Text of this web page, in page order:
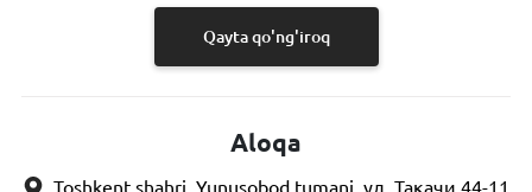
Qayta qo'ng'iroq
Aloqa
Toshkent shahri, Yunusobod tumani, ул. Такачи 44-11